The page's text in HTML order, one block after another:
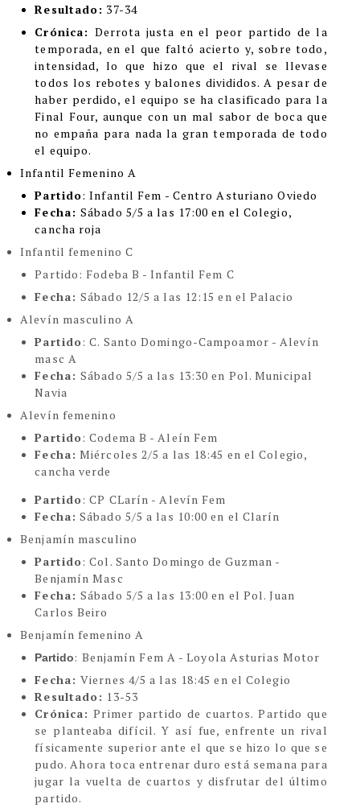
Resultado: 37-34
Crónica: Derrota justa en el peor partido de la
temporada, en el que faltó acierto y, sobre todo,
intensidad, lo que hizo que el rival se llevase
todos los rebotes y balones divididos. A pesar de
haber perdido, el equipo se ha clasificado para la
Final Four, aunque con un mal sabor de boca que
no empaña para nada la gran temporada de todo
el equipo.
Infantil Femenino A
Partido: Infantil Fem - Centro Asturiano Oviedo
Fecha:Sábado 5/5 a las 17:00 en el Colegio,
cancha roja
Infantil femenino C
Partido: Fodeba B - Infantil Fem C
Fecha:Sábado 12/5 a las 12:15 en el Palacio
Alevín masculino A
Partido: C. Santo Domingo-Campoamor - Alevín
masc A
Fecha:Sábado 5/5 a las 13:30 en Pol. Municipal
Navia
Alevín femenino
Partido: Codema B - Aleín Fem
Fecha: Miércoles 2/5 a las 18:45 en el Colegio,
cancha verde
Partido: CP CLarín - Alevín Fem
Fecha: Sábado 5/5 a las 10:00 en el Clarín
Benjamín masculino
Partido: Col. Santo Domingo de Guzman -
Benjamín Masc
Fecha:Sábado 5/5 a las 13:00 en el Pol. Juan
Carlos Beiro
Benjamín femenino A
Partido: Benjamín Fem A - Loyola Asturias Motor
Fecha:Viernes 4/5 a las 18:45 en el Colegio
Resultado: 13-53
Crónica: Primer partido de cuartos. Partido que
se planteaba difícil. Y así fue, enfrente un rival
físicamente superior ante el que se hizo lo que se
pudo. Ahora toca entrenar duro está semana para
jugar la vuelta de cuartos y disfrutar del último
partido.